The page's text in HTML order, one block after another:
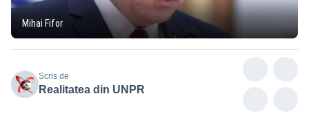
Mihai Fifor
Scris de
Realitatea din UNPR